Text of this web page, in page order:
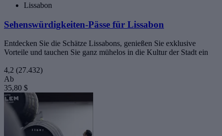
Lissabon
Sehenswürdigkeiten-Pässe für Lissabon
Entdecken Sie die Schätze Lissabons, genießen Sie exklusive
Vorteile und tauchen Sie ganz mühelos in die Kultur der Stadt ein
4,2 (27.432)
Ab
35,80 $